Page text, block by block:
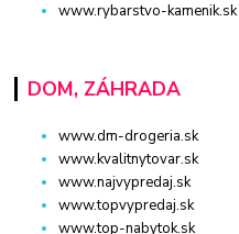
www.rybarstvo-kamenik.sk
DOM, ZÁHRADA
www.dm-drogeria.sk
www.kvalitnytovar.sk
www.najvypredaj.sk
www.topvypredaj.sk
www.top-nabytok.sk